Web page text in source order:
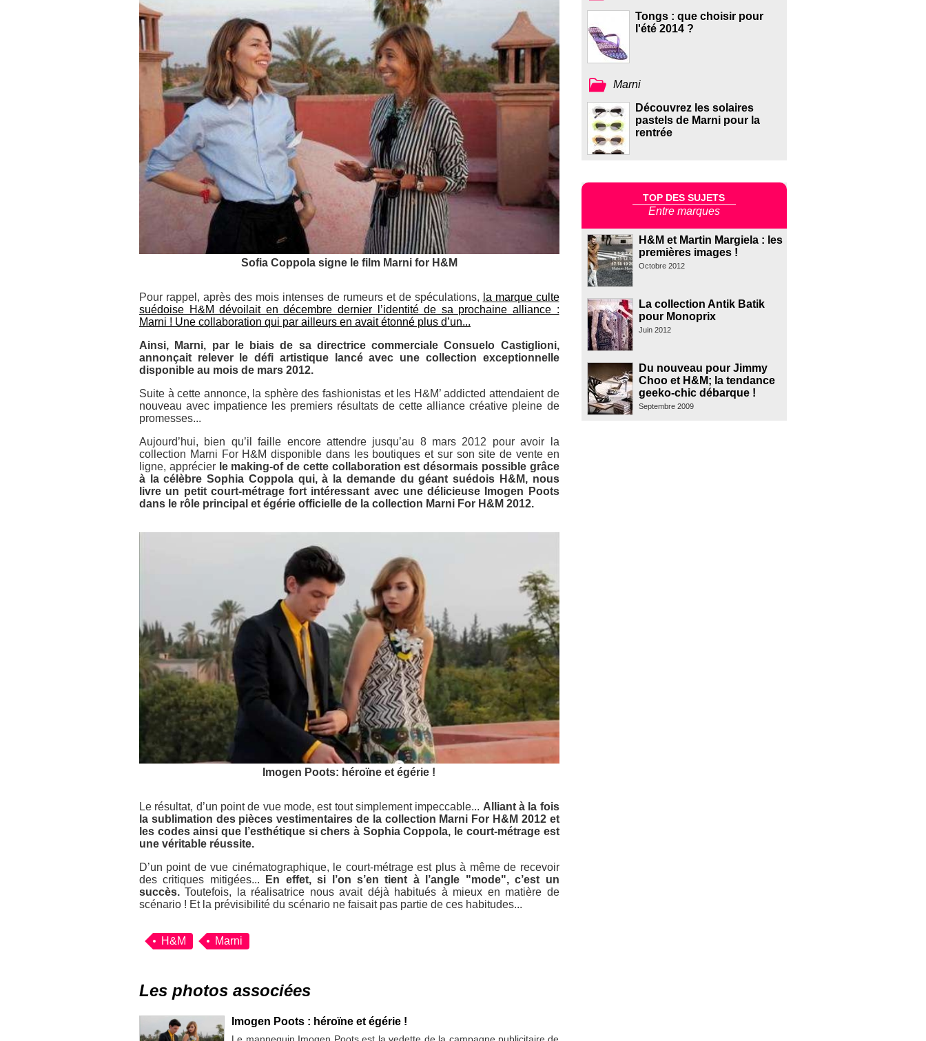
Sofia Coppola signe le film Marni for H&M
Pour rappel, après des mois intenses de rumeurs et de spéculations, la marque culte
suédoise H&M dévoilait en décembre dernier l’identité de sa prochaine alliance :
Marni ! Une collaboration qui par ailleurs en avait étonné plus d’un...
Ainsi, Marni, par le biais de sa directrice commerciale Consuelo Castiglioni,
annonçait relever le défi artistique lancé avec une collection exceptionnelle
disponible au mois de mars 2012.
Suite à cette annonce, la sphère des fashionistas et les H&M’ addicted attendaient de
nouveau avec impatience les premiers résultats de cette alliance créative pleine de
promesses...
Aujourd’hui, bien qu’il faille encore attendre jusqu’au 8 mars 2012 pour avoir la
collection Marni For H&M disponible dans les boutiques et sur son site de vente en
ligne, apprécier le making-of de cette collaboration est désormais possible grâce
à la célèbre Sophia Coppola qui, à la demande du géant suédois H&M, nous
livre un petit court-métrage fort intéressant avec une délicieuse Imogen Poots
dans le rôle principal et égérie officielle de la collection Marni For H&M 2012.
Imogen Poots: héroïne et égérie !
Le résultat, d’un point de vue mode, est tout simplement impeccable... Alliant à la fois
la sublimation des pièces vestimentaires de la collection Marni For H&M 2012 et
les codes ainsi que l’esthétique si chers à Sophia Coppola, le court-métrage est
une véritable réussite.
D’un point de vue cinématographique, le court-métrage est plus à même de recevoir
des critiques mitigées... En effet, si l’on s’en tient à l’angle "mode", c’est un
succès. Toutefois, la réalisatrice nous avait déjà habitués à mieux en matière de
scénario ! Et la prévisibilité du scénario ne faisait pas partie de ces habitudes...
H&M Marni
Les photos associées
Imogen Poots : héroïne et égérie !
Tongs : que choisir pour
l'été 2014 ?
Marni
Découvrez les solaires
pastels de Marni pour la
rentrée
TOP DES SUJETS
Entre marques
H&M et Martin Margiela : les
premières images !
Octobre 2012
La collection Antik Batik
pour Monoprix
Juin 2012
Du nouveau pour Jimmy
Choo et H&M; la tendance
geeko-chic débarque !
Septembre 2009